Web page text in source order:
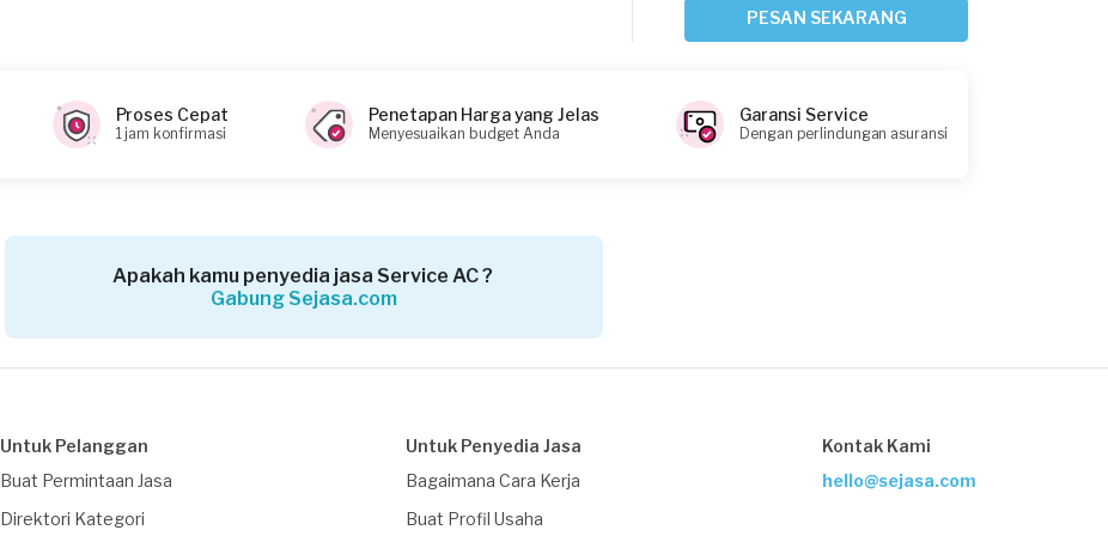
Bekasi Kabupaten, Jawa Barat
Request Fulfilled
Tatas requested Service AC
PESAN SEKARANG
Proses Cepat
1 jam konfirmasi
Penetapan Harga yang Jelas
Menyesuaikan budget Anda
Garansi Service
Dengan perlindungan asuransi
Apakah kamu penyedia jasa Service AC ?
Gabung Sejasa.com
Untuk Pelanggan
Buat Permintaan Jasa
Direktori Kategori
Untuk Penyedia Jasa
Bagaimana Cara Kerja
Buat Profil Usaha
Kontak Kami
hello@sejasa.com